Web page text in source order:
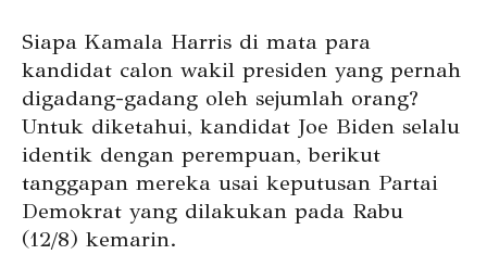
Siapa Kamala Harris di mata para
kandidat calon wakil presiden yang pernah
digadang-gadang oleh sejumlah orang?
Untuk diketahui, kandidat Joe Biden selalu
identik dengan perempuan, berikut
tanggapan mereka usai keputusan Partai
Demokrat yang dilakukan pada Rabu
(12/8) kemarin.